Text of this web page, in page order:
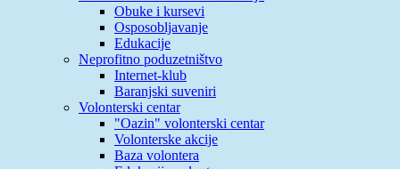
Obuke i kursevi
Osposobljavanje
Edukacije
Neprofitno poduzetništvo
Internet-klub
Baranjski suveniri
Volonterski centar
"Oazin" volonterski centar
Volonterske akcije
Baza volontera